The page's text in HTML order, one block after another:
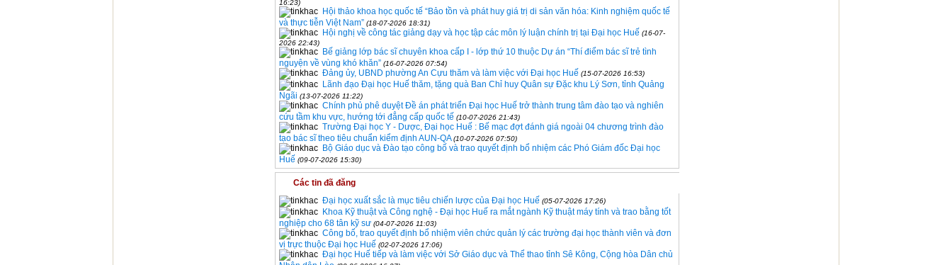
16:23)
Hội thảo khoa học quốc tế “Bảo tồn và phát huy giá trị di sản văn hóa: Kinh nghiệm quốc tế
và thực tiễn Việt Nam” (18-07-2026 18:31)
Hội nghị về công tác giảng dạy và học tập các môn lý luận chính trị tại Đại học Huế (16-07-
2026 22:43)
Bế giảng lớp bác sĩ chuyên khoa cấp I - lớp thứ 10 thuộc Dự án “Thí điểm bác sĩ trẻ tình
nguyện về vùng khó khăn” (16-07-2026 07:54)
Đảng ủy, UBND phường An Cựu thăm và làm việc với Đại học Huế (15-07-2026 16:53)
Lãnh đạo Đại học Huế thăm, tặng quà Ban Chỉ huy Quân sự Đặc khu Lý Sơn, tỉnh Quảng
Ngãi (13-07-2026 11:22)
Chính phủ phê duyệt Đề án phát triển Đại học Huế trở thành trung tâm đào tạo và nghiên
cứu tầm khu vực, hướng tới đẳng cấp quốc tế (10-07-2026 21:43)
Trường Đại học Y - Dược, Đại học Huế : Bế mạc đợt đánh giá ngoài 04 chương trình đào
tạo bác sĩ theo tiêu chuẩn kiểm định AUN-QA (10-07-2026 07:50)
Bộ Giáo dục và Đào tạo công bố và trao quyết định bổ nhiệm các Phó Giám đốc Đại học
Huế (09-07-2026 15:30)
Các tin đã đăng
Đại học xuất sắc là mục tiêu chiến lược của Đại học Huế (05-07-2026 17:26)
Khoa Kỹ thuật và Công nghệ - Đại học Huế ra mắt ngành Kỹ thuật máy tính và trao bằng tốt
nghiệp cho 68 tân kỹ sư (04-07-2026 11:03)
Công bố, trao quyết định bổ nhiệm viên chức quản lý các trường đại học thành viên và đơn
vị trực thuộc Đại học Huế (02-07-2026 17:06)
Đại học Huế tiếp và làm việc với Sở Giáo dục và Thể thao tỉnh Sê Kông, Cộng hòa Dân chủ